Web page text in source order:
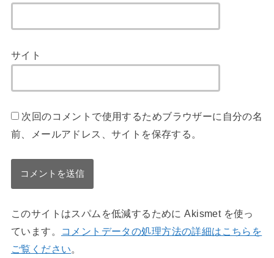
サイト
次回のコメントで使用するためブラウザーに自分の名
前、メールアドレス、サイトを保存する。
このサイトはスパムを低減するために Akismet を使っ
ています。
コメントデータの処理方法の詳細はこちらを
ご覧ください。